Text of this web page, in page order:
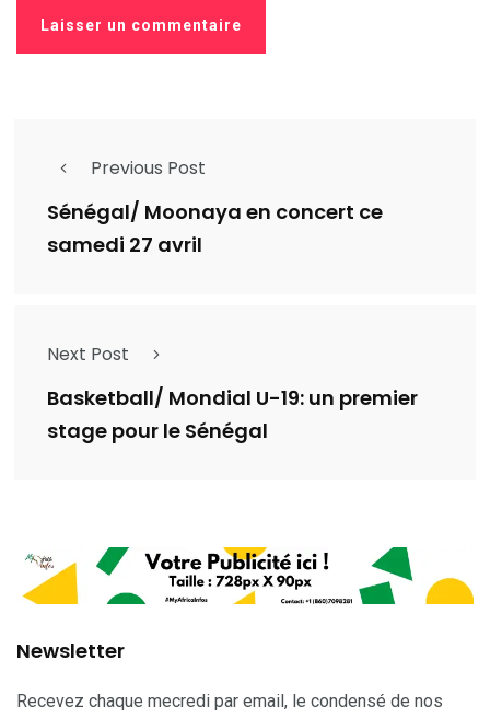
Previous Post
Sénégal/ Moonaya en concert ce
samedi 27 avril
Next Post
Basketball/ Mondial U-19: un premier
stage pour le Sénégal
Newsletter
Recevez chaque mecredi par email, le condensé de nos